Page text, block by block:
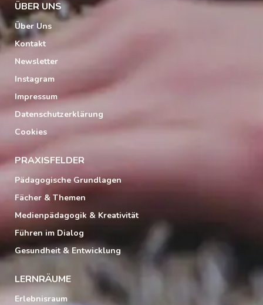
ÜBER UNS
Über Uns
Kontakt
Newsletter
Instagram
Impressum
Datenschutzerklärung
Cookies
PRAXISFELDER
Pädagogische Grundlagen
Fächer & Themen
Medienpädagogik & Kreativität
Führen im Dialog
Gesundheit & Entwicklung
LERNRÄUME
Erlebnisraum